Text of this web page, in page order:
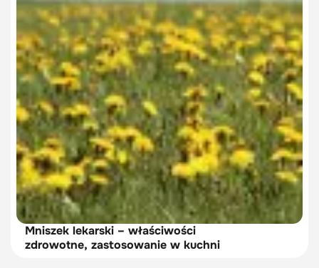
Mniszek lekarski – właściwości
zdrowotne, zastosowanie w kuchni